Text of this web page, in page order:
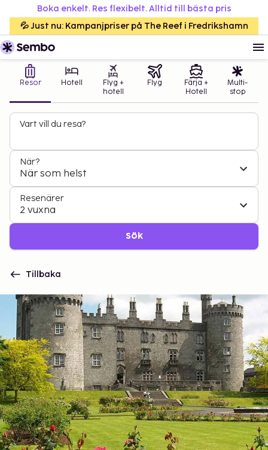
Boka enkelt. Res flexibelt. Alltid till bästa pris
💦 Just nu: Kampanjpriser på The Reef i Fredrikshamn
Resor Hotell
Flyg +
hotell
Flyg
Färja +
Hotell
Multi-
stop
Vart vill du resa?
När?
När som helst
Resenärer
2 vuxna
Sök
Tillbaka